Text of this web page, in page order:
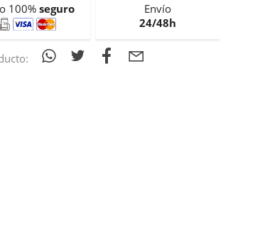
100%seguro
Envío
24/48h